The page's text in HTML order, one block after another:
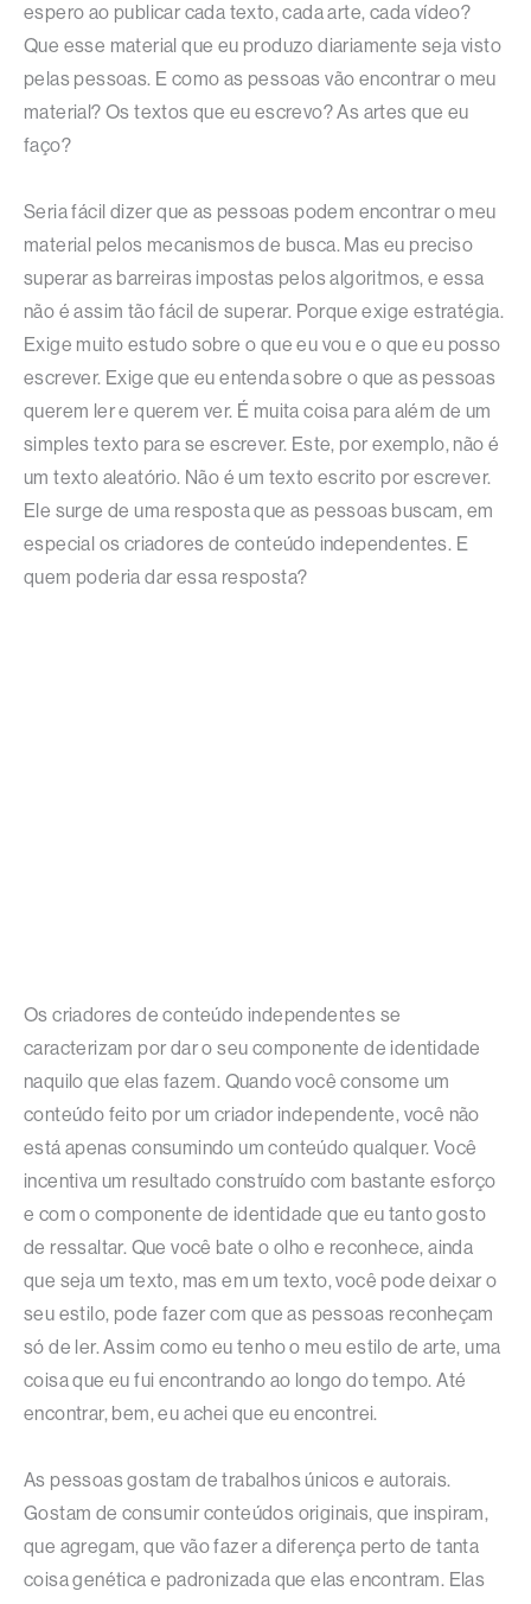
espero ao publicar cada texto, cada arte, cada vídeo?
Que esse material que eu produzo diariamente seja visto
pelas pessoas. E como as pessoas vão encontrar o meu
material? Os textos que eu escrevo? As artes que eu
faço?
Seria fácil dizer que as pessoas podem encontrar o meu
material pelos mecanismos de busca. Mas eu preciso
superar as barreiras impostas pelos algoritmos, e essa
não é assim tão fácil de superar. Porque exige estratégia.
Exige muito estudo sobre o que eu vou e o que eu posso
escrever. Exige que eu entenda sobre o que as pessoas
querem ler e querem ver. É muita coisa para além de um
simples texto para se escrever. Este, por exemplo, não é
um texto aleatório. Não é um texto escrito por escrever.
Ele surge de uma resposta que as pessoas buscam, em
especial os criadores de conteúdo independentes. E
quem poderia dar essa resposta?
Os criadores de conteúdo independentes se
caracterizam por dar o seu componente de identidade
naquilo que elas fazem. Quando você consome um
conteúdo feito por um criador independente, você não
está apenas consumindo um conteúdo qualquer. Você
incentiva um resultado construído com bastante esforço
e com o componente de identidade que eu tanto gosto
de ressaltar. Que você bate o olho e reconhece, ainda
que seja um texto, mas em um texto, você pode deixar o
seu estilo, pode fazer com que as pessoas reconheçam
só de ler. Assim como eu tenho o meu estilo de arte, uma
coisa que eu fui encontrando ao longo do tempo. Até
encontrar, bem, eu achei que eu encontrei.
As pessoas gostam de trabalhos únicos e autorais.
Gostam de consumir conteúdos originais, que inspiram,
que agregam, que vão fazer a diferença perto de tanta
coisa genética e padronizada que elas encontram. Elas